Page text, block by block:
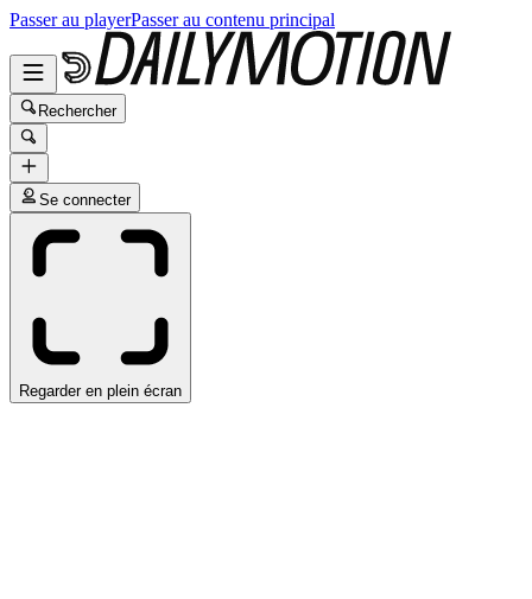
Passer au playerPasser au contenu principal
Rechercher
Se connecter
Regarder en plein écran